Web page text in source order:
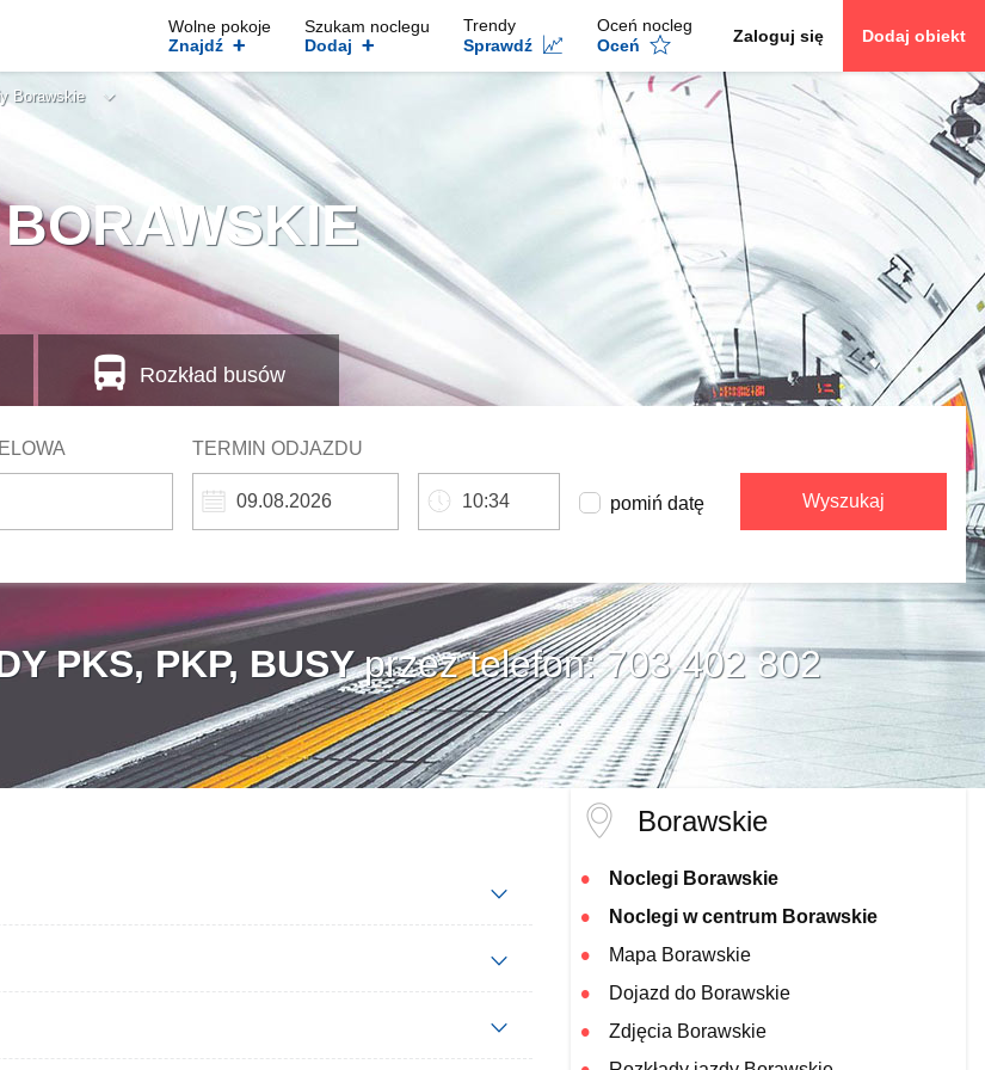
Wolne pokoje
Znajdź +
Szukam noclegu
Dodaj +
Trendy
Sprawdź
Oceń nocleg
Oceń
Zaloguj się Dodaj obiekt
Borawskie
TERMIN ODJAZDU
pomiń datę Wyszukaj
Rozkład busów
PKS, PKP, BUSY przez telefon: 703 402 802
Borawskie
Noclegi Borawskie
Noclegi w centrum Borawskie
Mapa Borawskie
Dojazd do Borawskie
Zdjęcia Borawskie